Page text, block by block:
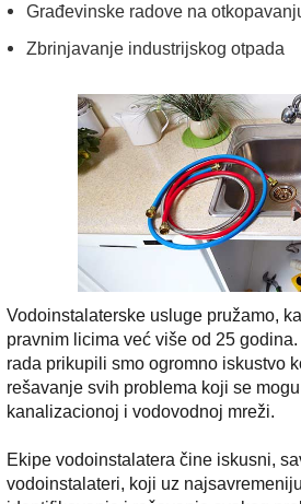
Građevinske radove na
Zbrinjavanje industrijskog otpada
Vodoinstalaterske usluge pružamo,
pravnim licima već više od 25
rada prikupili smo ogromno iskustvo
rešavanje svih problema koji se
kanalizacionoj i vodovodnoj mreži.
Ekipe vodoinstalatera čine iskusni,
vodoinstalateri, koji uz